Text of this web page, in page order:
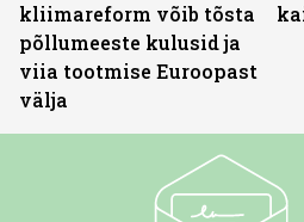
kliimareform võib tõsta
põllumeeste kulusid ja
viia tootmise Euroopast
välja